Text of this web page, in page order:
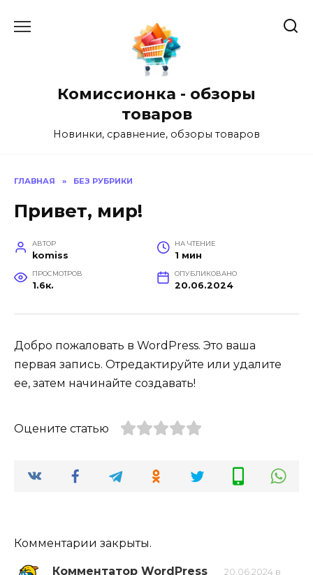
Комиссионка - обзоры
товаров
Новинки, сравнение, обзоры товаров
ГЛАВНАЯ » БЕЗ РУБРИКИ
Привет, мир!
АВТОР
komiss
НА ЧТЕНИЕ
1 мин
ПРОСМОТРОВ
1.6к.
ОПУБЛИКОВАНО
20.06.2024
Добро пожаловать в WordPress. Это ваша
первая запись. Отредактируйте или удалите
ее, затем начинайте создавать!
Оцените статью
Комментарии закрыты.
Комментатор WordPress
20.06.2024 в